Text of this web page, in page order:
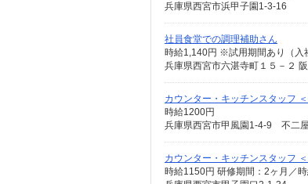
兵庫県西宮市浜甲子園1-3-16
社員食堂での調理補助さん
時給1,140円 ※試用期間あり（入
兵庫県西宮市六湛寺町１５－２
カウンター・キッチンスタッフ
時給1200円
兵庫県西宮市甲風園1-4-9 不二
カウンター・キッチンスタッフ
時給1150円 研修期間：2ヶ月／